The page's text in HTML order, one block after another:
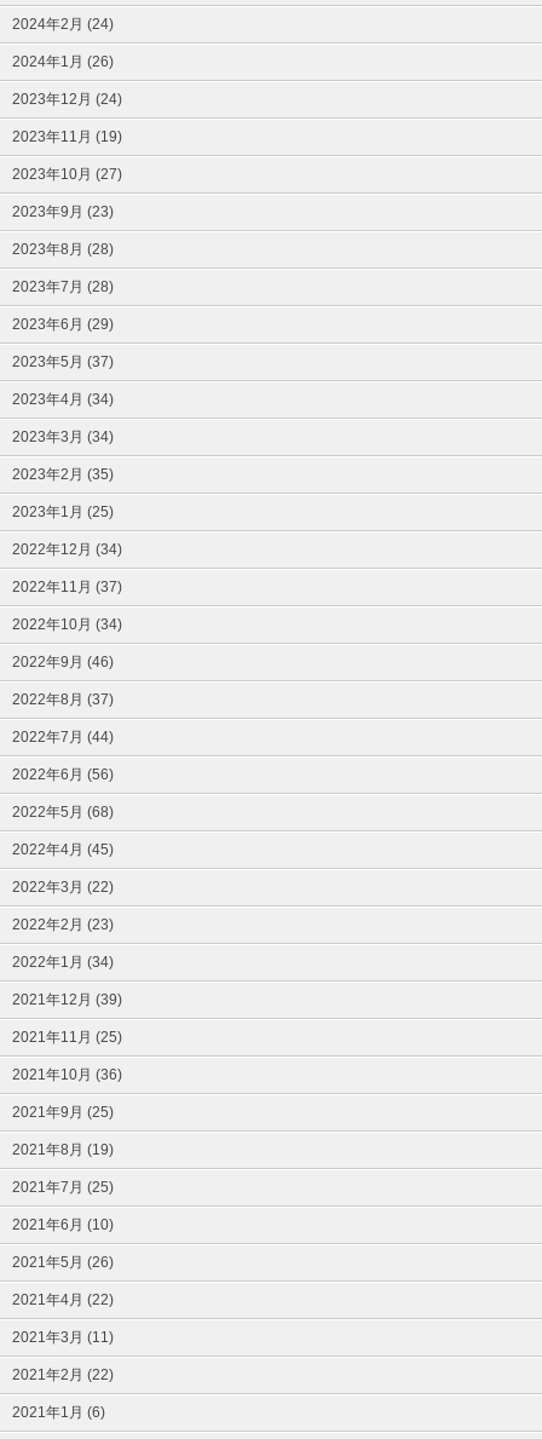
2024年2月 (24)
2024年1月 (26)
2023年12月 (24)
2023年11月 (19)
2023年10月 (27)
2023年9月 (23)
2023年8月 (28)
2023年7月 (28)
2023年6月 (29)
2023年5月 (37)
2023年4月 (34)
2023年3月 (34)
2023年2月 (35)
2023年1月 (25)
2022年12月 (34)
2022年11月 (37)
2022年10月 (34)
2022年9月 (46)
2022年8月 (37)
2022年7月 (44)
2022年6月 (56)
2022年5月 (68)
2022年4月 (45)
2022年3月 (22)
2022年2月 (23)
2022年1月 (34)
2021年12月 (39)
2021年11月 (25)
2021年10月 (36)
2021年9月 (25)
2021年8月 (19)
2021年7月 (25)
2021年6月 (10)
2021年5月 (26)
2021年4月 (22)
2021年3月 (11)
2021年2月 (22)
2021年1月 (6)